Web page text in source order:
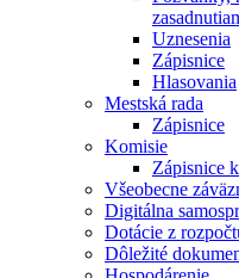
Uznesenia
Zápisnice
Hlasovania
Mestská rada
Zápisnice
Komisie
Zápisnice
Všeobecne
Digitálna
Dotácie z
Dôležité